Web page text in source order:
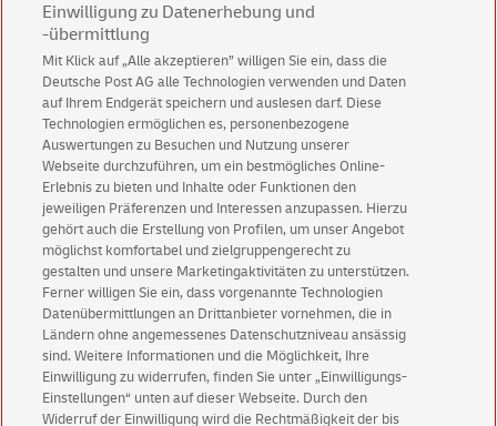
Nutzen Sie unsere Full-Service
Beratung für Einsteiger!
Sie haben noch Fragen zum Einstieg in Print-Mailings?
Print-Mailing Experten helfen Ihnen direkt
Persönliche und individuelle Betreuung
Kontaktanfrage stellen
Einwilligung zu Datenerhebung und
-übermittlung
Mit Klick auf „Alle akzeptieren” willigen Sie ein, dass die
Deutsche Post AG alle Technologien verwenden und Daten
auf Ihrem Endgerät speichern und auslesen darf. Diese
Technologien ermöglichen es, personenbezogene
Auswertungen zu Besuchen und Nutzung unserer
Webseite durchzuführen, um ein bestmögliches Online-
Erlebnis zu bieten und Inhalte oder Funktionen den
jeweiligen Präferenzen und Interessen anzupassen. Hierzu
gehört auch die Erstellung von Profilen, um unser Angebot
möglichst komfortabel und zielgruppengerecht zu
gestalten und unsere Marketingaktivitäten zu unterstützen.
Ferner willigen Sie ein, dass vorgenannte Technologien
Datenübermittlungen an Drittanbieter vornehmen, die in
Ländern ohne angemessenes Datenschutzniveau ansässig
sind. Weitere Informationen und die Möglichkeit, Ihre
Einwilligung zu widerrufen, finden Sie unter „Einwilligungs-
Einstellungen“ unten auf dieser Webseite. Durch den
Widerruf der Einwilligung wird die Rechtmäßigkeit der bis